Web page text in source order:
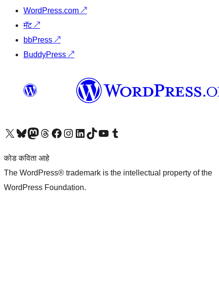
WordPress.com ↗
मॅट↗
bbPress ↗
BuddyPress ↗
आमच्या X (एक्स) (पूर्वीचे ट्विटर) खात्याला भेट द्या आमच्या ब्लूस्की खात्याला भेट द्या.आमच्या Mastodon खात्याला भेट द्या.आमच्या थ्रेड्स खात्याला भेट द्या. आमच्या फेसबुक पेजला भेट द्या आमच्या इंस्टाग्राम खात्याला भेट द्या आमच्या लिंक्डइन खात्याला भेट द्या आमच्या टिकटॉक अकाउंटला भेट द्या.आमच्या यूट्यूब चॅनेलला भेट द्या आमच्या टंबलर खात्याला भेट द्या.
कोड कविता आहे
The WordPress® trademark is the intellectual property of the
WordPress Foundation.